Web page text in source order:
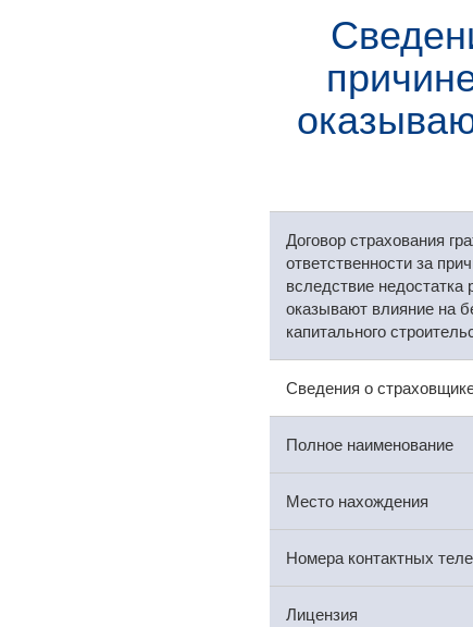
Договор страхования
ответственности за
вследствие недостатка
оказывают влияние на
капитального
Сведения о
Полное наименование
Место нахождения
Номера контактных
Лицензия